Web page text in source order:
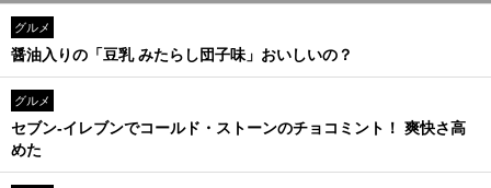
グルメ
醤油入りの「豆乳 みたらし団子味」おいしいの？
グルメ
セブン-イレブンでコールド・ストーンのチョコミント！ 爽快さ高
めた